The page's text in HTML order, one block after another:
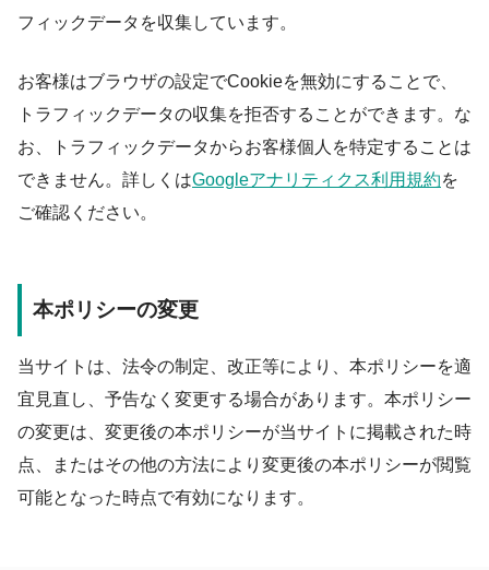
フィックデータを収集しています。
お客様はブラウザの設定でCookieを無効にすることで、
トラフィックデータの収集を拒否することができます。な
お、トラフィックデータからお客様個人を特定することは
できません。詳しくはGoogleアナリティクス利用規約を
ご確認ください。
本ポリシーの変更
当サイトは、法令の制定、改正等により、本ポリシーを適
宜見直し、予告なく変更する場合があります。本ポリシー
の変更は、変更後の本ポリシーが当サイトに掲載された時
点、またはその他の方法により変更後の本ポリシーが閲覧
可能となった時点で有効になります。